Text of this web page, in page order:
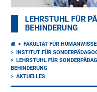
LEHRSTUHL FÜR
BEHINDERUNG
FAKULTÄT FÜR
INSTITUT FÜR
LEHRSTUHL FÜR
BEHINDERUNG
AKTUELLES